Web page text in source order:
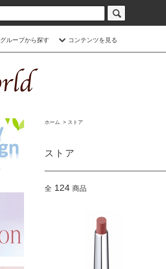
グループから探す コンテンツを見る
ホーム > ストア
ストア
全 124 商品